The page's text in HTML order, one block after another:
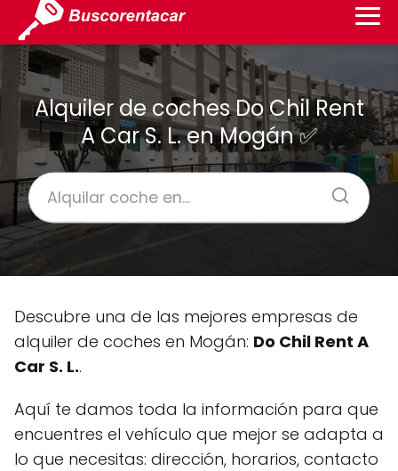
Alquiler de coches Do Chil Rent
A Car S. L. en Mogán ✅
Descubre una de las mejores empresas de
alquiler de coches en Mogán: Do Chil Rent A
Car S. L..
Aquí te damos toda la información para que
encuentres el vehículo que mejor se adapta a
lo que necesitas: dirección, horarios, contacto